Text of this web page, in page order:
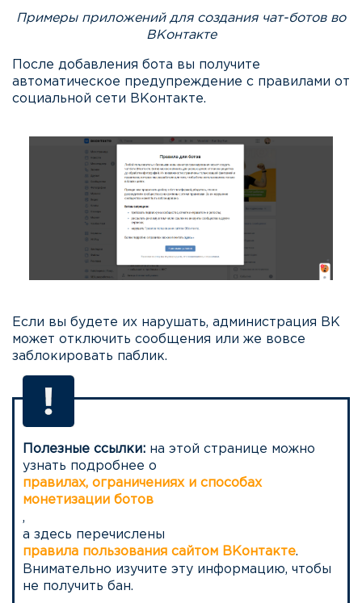
Примеры приложений для создания чат-ботов во
ВКонтакте
После добавления бота вы получите
автоматическое предупреждение с правилами от
социальной сети ВКонтакте.
Если вы будете их нарушать, администрация ВК
может отключить сообщения или же вовсе
заблокировать паблик.
Полезные ссылки: на этой странице можно
узнать подробнее о
правилах, ограничениях и способах
монетизации ботов
,
а здесь перечислены
правила пользования сайтом ВКонтакте.
Внимательно изучите эту информацию, чтобы
не получить бан.